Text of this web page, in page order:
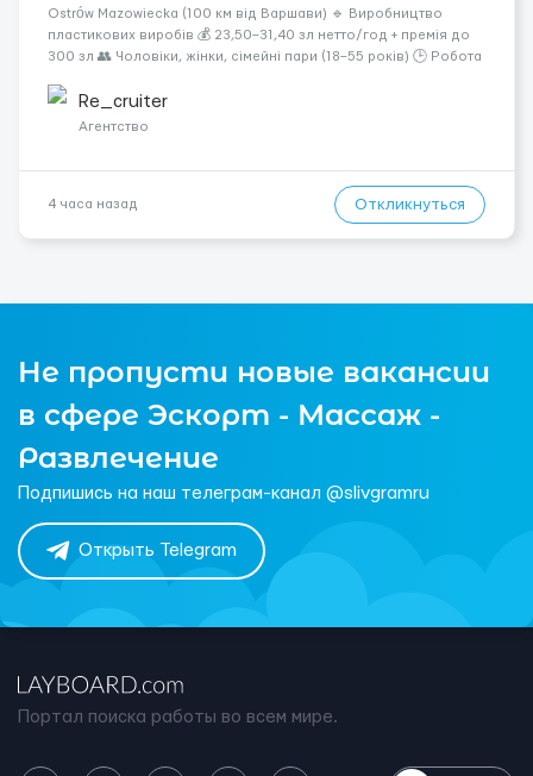
Ostrów Mazowiecka (100 км від Варшави) 🔹 Виробництво
пластикових виробів 💰 23,50–31,40 зл нетто/год + премія до
300 зл 👥 Чоловіки, жінки, сімейні пари (18–55 років) 🕒 Робота
житло — 400 зл. 📦 Обов...
Re_cruiter
Агентство
4 часа назад Откликнуться
Не пропусти новые вакансии
в сфере Эскорт - Массаж -
Развлечение
Подпишись на наш телеграм-канал @slivgramru
Открыть Telegram
Портал поиска работы во всем мире.